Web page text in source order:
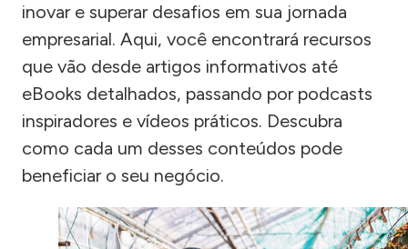
inovar e superar desafios em sua jornada
empresarial. Aqui, você encontrará recursos
que vão desde artigos informativos até
eBooks detalhados, passando por podcasts
inspiradores e vídeos práticos. Descubra
como cada um desses conteúdos pode
beneficiar o seu negócio.